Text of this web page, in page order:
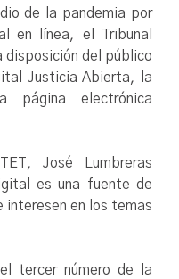
de la pandemia por
en línea, el Tribunal
disposición del público
Justicia Abierta, la
página electrónica
José Lumbreras
es una fuente de
interesen en los temas
tercer número de la